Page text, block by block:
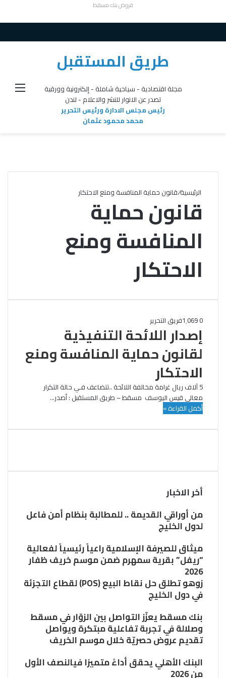
قروض بنك مسقط
طريق المستقبل
مجلة اقتصادية - سياحية شاملة - إلكترونية وورقية
تصدر عن الانوار للنشر والاعلام - لندن
رئيس مجلس الادارة ورئيس التحرير
محمد محمود عثمان
الرئيسية/قانون حماية المنافسة ومنع الاحتكار
قانون حماية
المنافسة ومنع
الاحتكار
فريق التحرير 0
إصدار اللائحة التنفيذية
لقانون حماية المنافسة ومنع
الاحتكار
5 آلاف ريال غرامة مخالفة اللائحة ..تتضاعف فـي حالة التكرار
معالي قيس اليوسف مسقط – طريق المستقبل : أصدر…
أكمل القراءة »
أخر الاخبار
من أوراقي القديمة .. للمطالبة بنظام أمن فاعل
لدول الخليج
ميثاق للصيرفة الإسلامية راعياً رئيسياً لفعالية
“ريفل” بقرية سمهرم ضمن موسم خريف ظفار
2026
زوهو تطلق حل نقاط البيع (POS) لقطاع التجزئة
في دول الخليج
بنك مسقط يعزّز التواصل بين الزوّار في مسقط
وصلالة في تجربة تفاعلية مبتكرة ويواصل
تقديم عروض حصريّة خلال موسم الخريف
البنك الأهلي يحقق أداءً متميزا فيالنصف الأول
من 2026